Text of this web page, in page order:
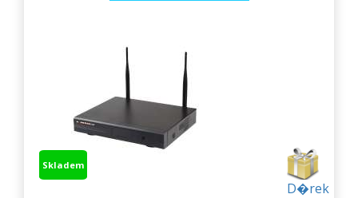
D�rek
Skladem